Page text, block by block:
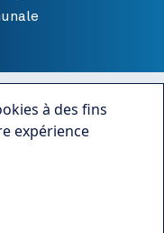
à des fins
expérience